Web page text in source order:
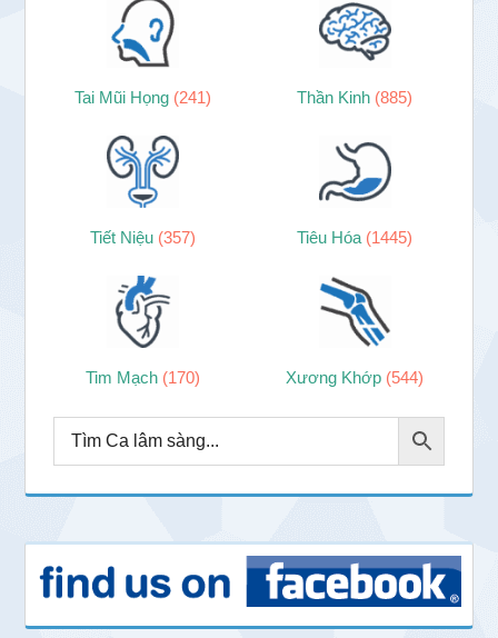
Tai Mũi Họng (241) Thần Kinh (885)
Tiết Niệu (357) Tiêu Hóa (1445)
Tim Mạch (170) Xương Khớp (544)